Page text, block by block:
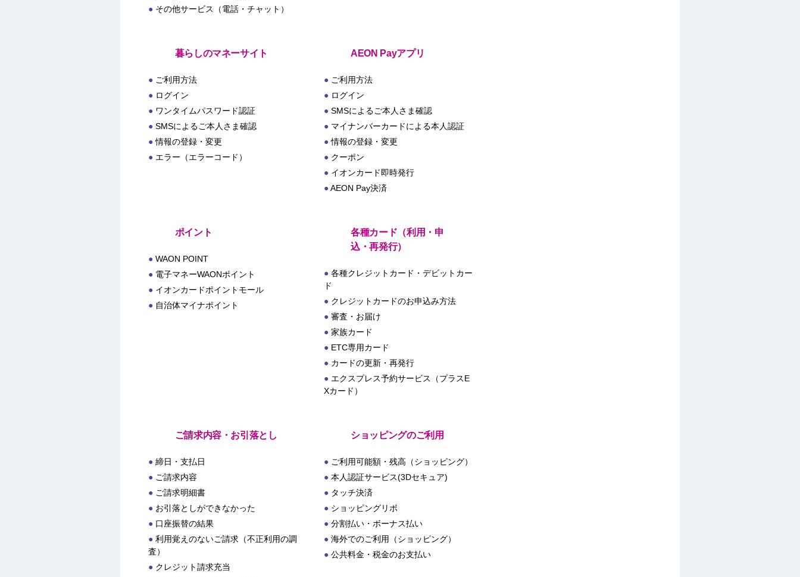
その他サービス（電話・チャット）
暮らしのマネーサイト
ご利用方法
ログイン
ワンタイムパスワード認証
SMSによるご本人さま確認
情報の登録・変更
エラー（エラーコード）
AEON Payアプリ
ご利用方法
ログイン
SMSによるご本人さま確認
マイナンバーカードによる本人認証
情報の登録・変更
クーポン
イオンカード即時発行
AEON Pay決済
ポイント
WAON POINT
電子マネーWAONポイント
イオンカードポイントモール
自治体マイナポイント
各種カード（利用・申
込・再発行）
各種クレジットカード・デビットカー
ド
クレジットカードのお申込み方法
審査・お届け
家族カード
ETC専用カード
カードの更新・再発行
エクスプレス予約サービス（プラスE
Xカード）
ご請求内容・お引落とし
締日・支払日
ご請求内容
ご請求明細書
お引落としができなかった
口座振替の結果
利用覚えのないご請求（不正利用の調
査）
クレジット請求充当
ショッピングのご利用
ご利用可能額・残高（ショッピング）
本人認証サービス(3Dセキュア)
タッチ決済
ショッピングリボ
分割払い・ボーナス払い
海外でのご利用（ショッピング）
公共料金・税金のお支払い